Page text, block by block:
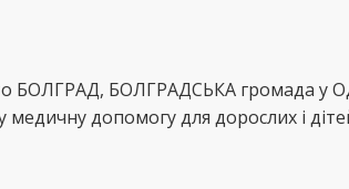
БОЛГРАД, БОЛГРАДСЬКА громада у
медичну допомогу для дорослих і